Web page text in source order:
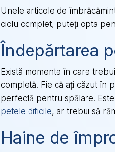
Unele articole de
ciclu complet, puteți opta
Îndepărtarea
Există momente în care
completă. Fie că ați căzut în
perfectă pentru spălare.
petele dificile, ar trebui să
Haine de